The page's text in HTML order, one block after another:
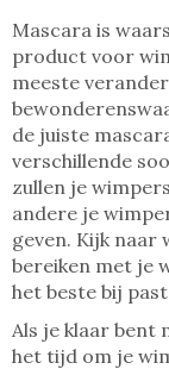
Mascara is
product voor
meeste
de juiste
verschillende
zullen je
andere je
geven. Kijk
bereiken met je
het beste bij
Als je klaar bent
het tijd om je